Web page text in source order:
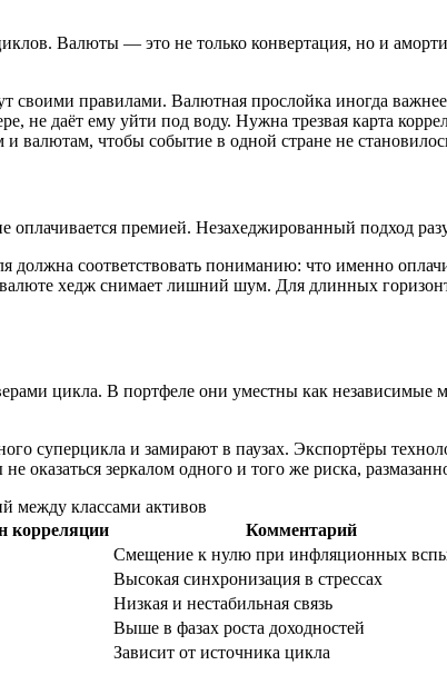
Валюты — это не только конвертация, но и
правилами. Валютная прослойка иногда
не даёт ему уйти под воду. Нужна трезвая карта
валютам, чтобы событие в одной стране не
оплачивается премией. Незахеджированный подход
соответствовать пониманию: что именно
хедж снимает лишний шум. Для длинных
цикла. В портфеле они уместны как независимые
суперцикла и замирают в паузах. Экспортёры
оказаться зеркалом одного и того же риска,
между классами активов
корреляции
Комментарий
Смещение к нулю при инфляционных
Высокая синхронизация в стрессах
Низкая и нестабильная связь
Выше в фазах роста доходностей
Зависит от источника цикла